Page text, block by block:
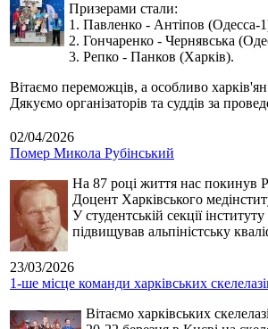
Призерами стали:
1. Павленко - Антіпов (Одесса-
2. Гончаренко - Чернявська
3. Репко - Панков (Харків).
Вітаємо переможців, а особливо
Дякуємо організаторів та суддів за
02/04/2026
Помер Микола Рубінський
На 87 році життя нас покинув
Доцент Харківського
У студентській секції
підвищував альпіністську
23/03/2026
1-ше місце команди харківських
Вітаємо харківських